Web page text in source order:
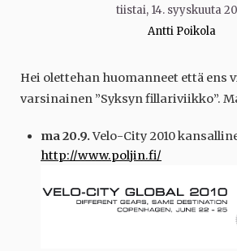
tiistai, 14. syyskuuta
Antti Poikola
Hei olettehan huomanneet että ens
varsinainen ”Syksyn fillariviikko”.
ma 20.9.Velo-City 2010
http://www.poljin.fi/